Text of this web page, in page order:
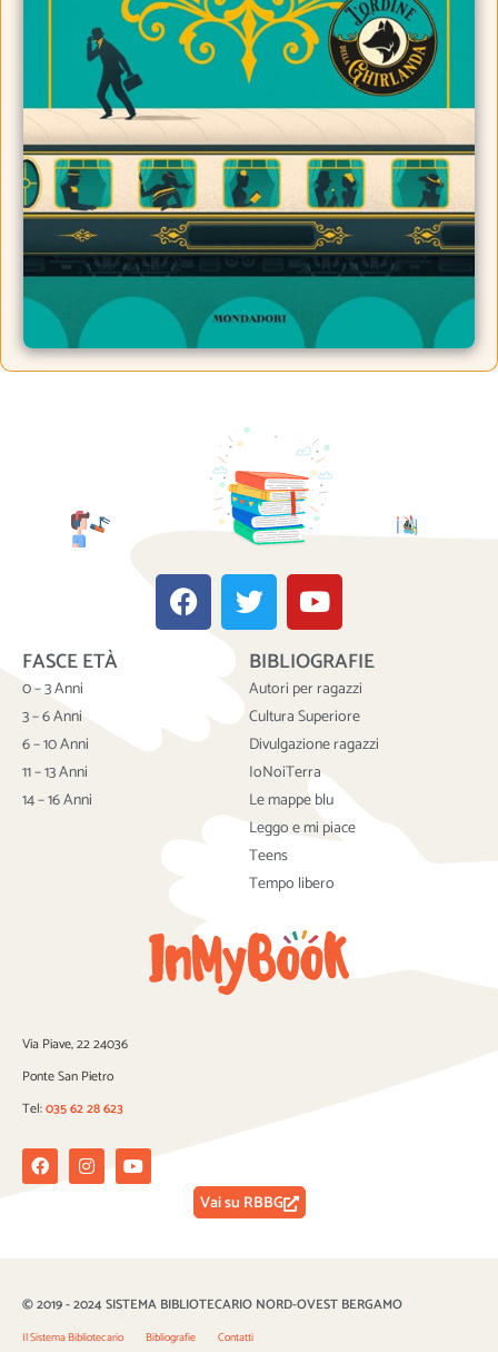
F
a
c
T
w
i
t
t
e
r
Y
o
u
t
u
b
e
FASCE ETÀ
0 – 3 Anni
3 – 6 Anni
6 – 10 Anni
11 – 13 Anni
14 – 16 Anni
BIBLIOGRAFIE
Autori per ragazzi
Cultura Superiore
Divulgazione ragazzi
IoNoiTerra
Le mappe blu
Leggo e mi piace
Teens
Tempo libero
Via Piave, 22 24036
Ponte San Pietro
Tel:035 62 28 623
FacebookInstagramYoutube
Vai su RBBG
© 2019 - 2024 SISTEMA BIBLIOTECARIO NORD-OVEST BERGAMO
Il Sistema Bibliotecario Bibliografie Contatti